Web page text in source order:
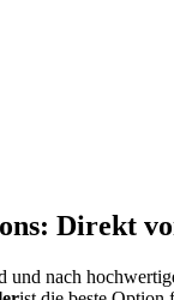
Direkt
nach